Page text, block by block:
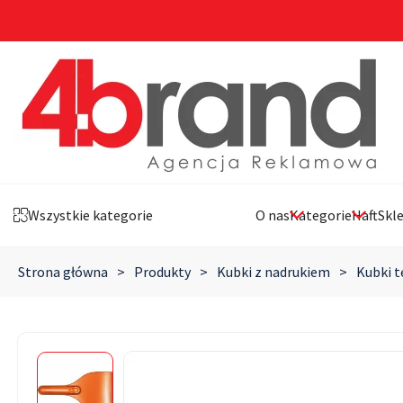
Wszystkie kategorie O nasKategorieHaft
Strona główna > Produkty > Kubki z nadrukiem > Kubki